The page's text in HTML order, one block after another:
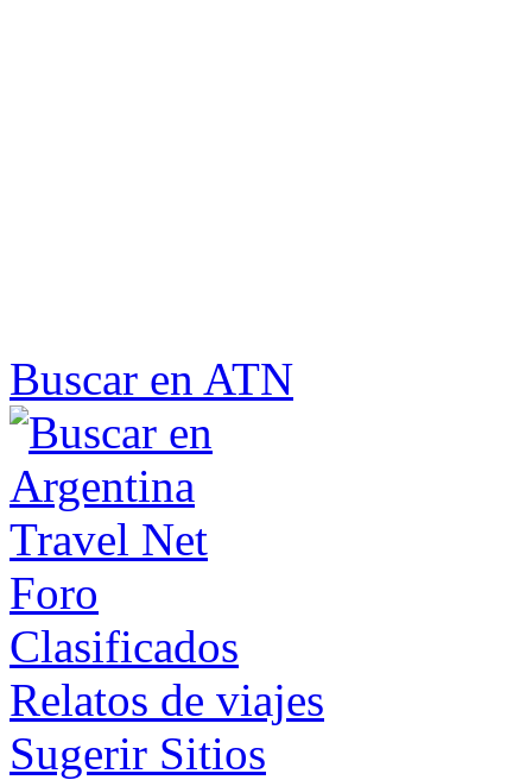
Buscar en ATN
Foro
Clasificados
Relatos de viajes
Sugerir Sitios